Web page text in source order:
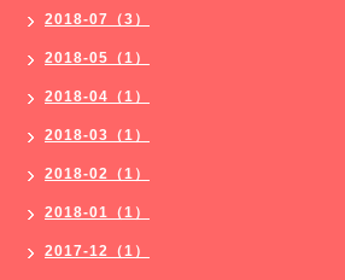
2018-07（3）
2018-05（1）
2018-04（1）
2018-03（1）
2018-02（1）
2018-01（1）
2017-12（1）